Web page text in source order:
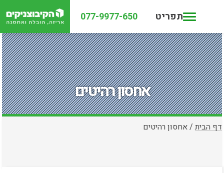
תפריט 077-9977-650
אחסון רהיטים
דף הבית /אחסון רהיטים